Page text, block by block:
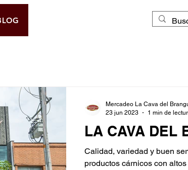
LA CAVA DEL
Calidad, variedad y buen
productos cárnicos con
Mercadeo La Cava del
23 jun 2023
1 min de